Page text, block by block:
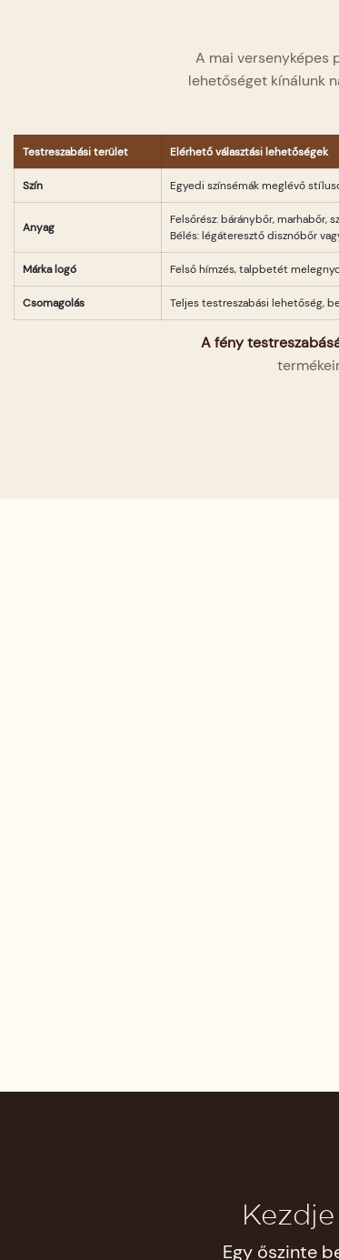
A mai versenyképes
lehetőséget kínálunk
Testreszabási terület Elérhető választási lehetőségek
Szín Egyedi színsémák meglévő
Anyag
Felsőrész: báránybőr, marhabőr,
Bélés: légáteresztő disznóbőr
Márka logó Felső hímzés, talpbetét
Csomagolás Teljes testreszabási lehetőség,
A fény
Egy őszinte